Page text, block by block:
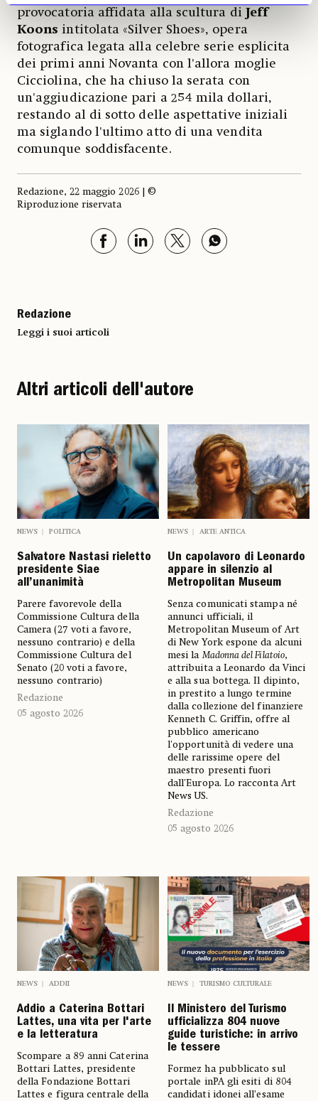
provocatoria affidata alla scultura di Jeff
Koons intitolata «Silver Shoes», opera
fotografica legata alla celebre serie esplicita
dei primi anni Novanta con l'allora moglie
Cicciolina, che ha chiuso la serata con
un'aggiudicazione pari a 254 mila dollari,
restando al di sotto delle aspettative iniziali
ma siglando l'ultimo atto di una vendita
comunque soddisfacente.
Redazione, 22 maggio 2026 | ©
Riproduzione riservata
Redazione
Leggi i suoi articoli
Altri articoli dell'autore
NEWS POLITICA
Salvatore Nastasi rieletto
presidente Siae
all’unanimità
Parere favorevole della
Commissione Cultura della
Camera (27 voti a favore,
nessuno contrario) e della
Commissione Cultura del
Senato (20 voti a favore,
nessuno contrario)
Redazione
05 agosto 2026
NEWS ARTE ANTICA
Un capolavoro di Leonardo
appare in silenzio al
Metropolitan Museum
Senza comunicati stampa né
annunci ufficiali, il
Metropolitan Museum of Art
di New York espone da alcuni
mesi laMadonna del Filatoio,
attribuita a Leonardo da Vinci
e alla sua bottega. Il dipinto,
in prestito a lungo termine
dalla collezione del finanziere
Kenneth C. Griffin, offre al
pubblico americano
l'opportunità di vedere una
delle rarissime opere del
maestro presenti fuori
dall'Europa. Lo racconta Art
News US.
Redazione
05 agosto 2026
NEWS ADDII
Addio a Caterina Bottari
Lattes, una vita per l'arte
e la letteratura
Scompare a 89 anni Caterina
Bottari Lattes, presidente
della Fondazione Bottari
Lattes e figura centrale della
NEWS TURISMO CULTURALE
Il Ministero del Turismo
ufficializza 804 nuove
guide turistiche: in arrivo
le tessere
Formez ha pubblicato sul
portale inPA gli esiti di 804
candidati idonei all’esame